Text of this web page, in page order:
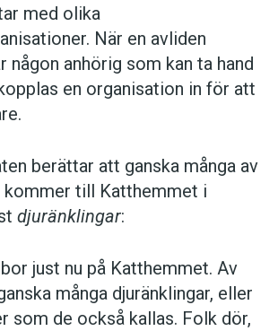
med olika
När en avliden
någon anhörig som kan ta hand
en organisation in för att
berättar att ganska många av
till Katthemmet i
djuränklingar:
just nu på Katthemmet. Av
många djuränklingar, eller
som de också kallas. Folk dör,